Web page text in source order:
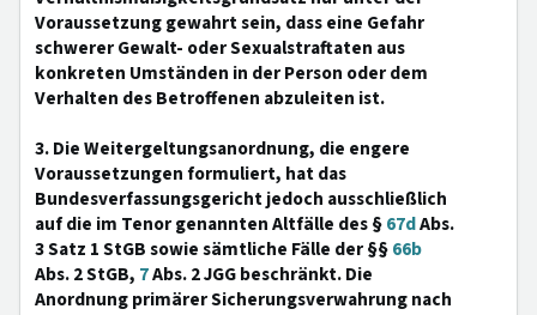
Voraussetzung gewahrt sein, dass eine Gefahr
schwerer Gewalt- oder Sexualstraftaten aus
konkreten Umständen in der Person oder dem
Verhalten des Betroffenen abzuleiten ist.
3. Die Weitergeltungsanordnung, die engere
Voraussetzungen formuliert, hat das
Bundesverfassungsgericht jedoch ausschließlich
auf die im Tenor genannten Altfälle des §67dAbs.
3 Satz 1 StGB sowie sämtliche Fälle der §§66b
Abs. 2 StGB, 7Abs. 2 JGG beschränkt. Die
Anordnung primärer Sicherungsverwahrung nach